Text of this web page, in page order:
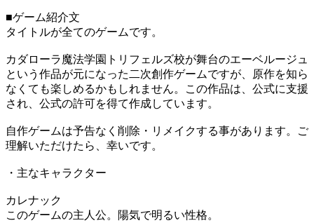
■ゲーム紹介文
タイトルが全てのゲームです。
カダローラ魔法学園トリフェルズ校が舞台のエーベルージュ
という作品が元になった二次創作ゲームですが、原作を知ら
なくても楽しめるかもしれません。この作品は、公式に支援
され、公式の許可を得て作成しています。
自作ゲームは予告なく削除・リメイクする事があります。ご
理解いただけたら、幸いです。
・主なキャラクター
カレナック
このゲームの主人公。陽気で明るい性格。